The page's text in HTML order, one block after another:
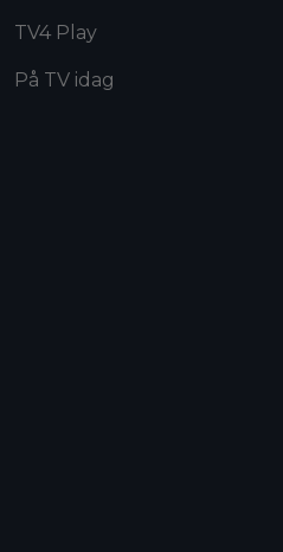
TV4 Play
På TV idag